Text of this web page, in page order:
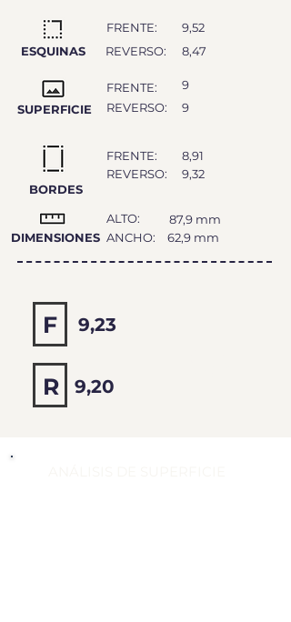
ESQUINAS
SUPERFICIE
FRENTE:
9,52
REVERSO:
8,47
FRENTE:
REVERSO:
9
9
BORDES
FRENTE:
REVERSO:
8,91
9,32
ALTO:
DIMENSIONES ANCHO:
87,9 mm
62,9 mm
F 9,23
R 9,20